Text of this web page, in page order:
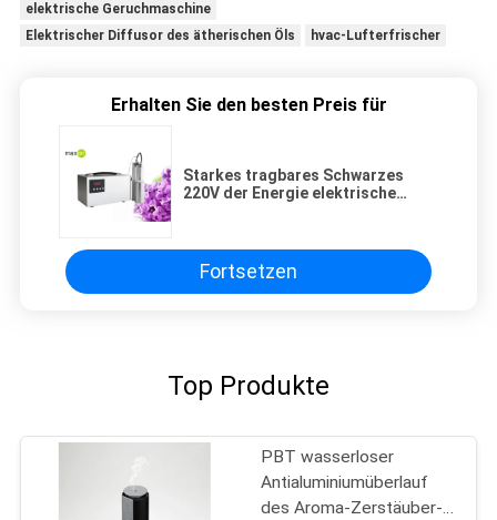
elektrische Geruchmaschine
Elektrischer Diffusor des ätherischen Öls
hvac-Lufterfrischer
Erhalten Sie den besten Preis für
Starkes tragbares Schwarzes
220V der Energie elektrische
Fortsetzen
Top Produkte
PBT wasserloser
Antialuminiumüberlauf
des Aroma-Zerstäuber-